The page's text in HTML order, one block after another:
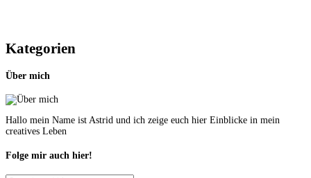
Kategorien
Über mich
Hallo mein Name ist Astrid und ich zeige euch hier Einblicke in mein
creatives Leben
Folge mir auch hier!